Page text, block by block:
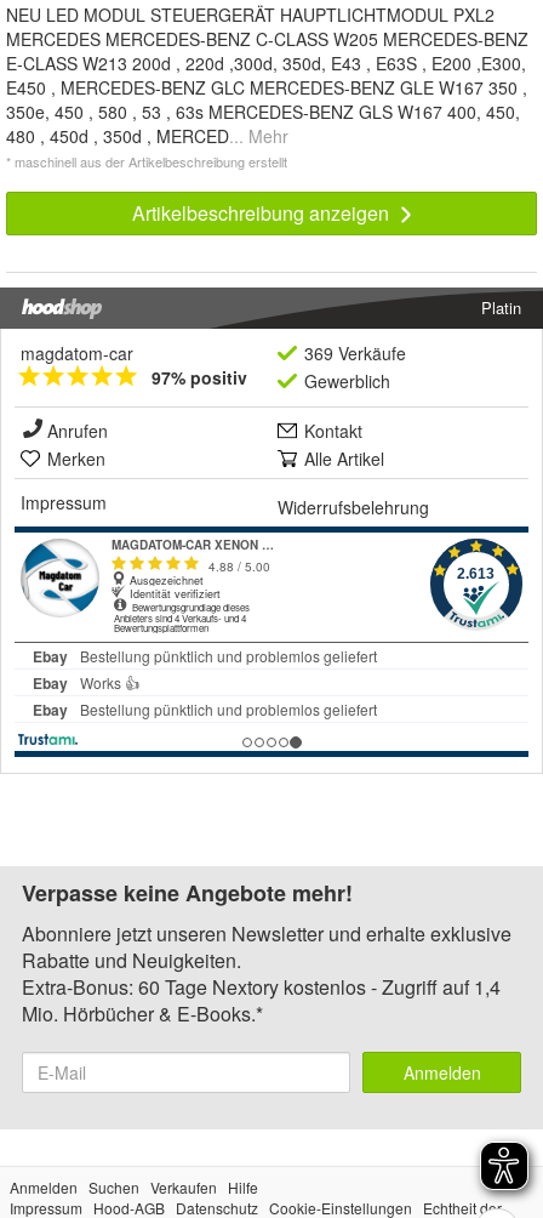
NEU LED MODUL STEUERGERÄT HAUPTLICHTMODUL PXL2
MERCEDES MERCEDES-BENZ C-CLASS W205 MERCEDES-BENZ
E-CLASS W213 200d , 220d ,300d, 350d, E43 , E63S , E200 ,E300,
E450 , MERCEDES-BENZ GLC MERCEDES-BENZ GLE W167 350 ,
350e, 450 , 580 , 53 , 63s MERCEDES-BENZ GLS W167 400, 450,
480 , 450d , 350d , MERCED... Mehr
* maschinell aus der Artikelbeschreibung erstellt
Artikelbeschreibung anzeigen
Platin
magdatom-car
97% positiv
369 Verkäufe
Gewerblich
Anrufen
Kontakt
Merken
Alle Artikel
Impressum
Widerrufsbelehrung
Verpasse keine Angebote mehr!
Abonniere jetzt unseren Newsletter und erhalte exklusive
Rabatte und Neuigkeiten.
Extra-Bonus: 60 Tage Nextory kostenlos - Zugriff auf 1,4
Mio. Hörbücher & E-Books.*
Anmelden
Anmelden Suchen Verkaufen
Hilfe
Impressum
Hood-AGB Datenschutz Cookie-Einstellungen
Echtheit der